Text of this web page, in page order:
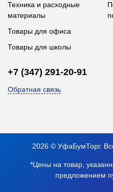
Техника и расходные
материалы
Товары для офиса
Товары для школы
+7 (347) 291-20-91
Обратная связь
2026 © УфаБумТорг.
*Цены на товар,
предложением